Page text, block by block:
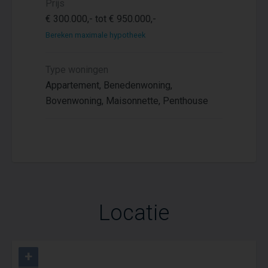
Prijs
€ 300.000,- tot € 950.000,-
Bereken maximale hypotheek
Type woningen
Appartement, Benedenwoning,
Bovenwoning, Maisonnette, Penthouse
Locatie
+